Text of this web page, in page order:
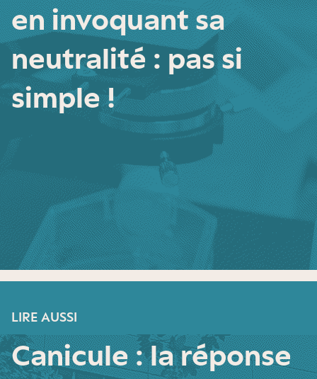
en invoquant sa
neutralité : pas si
simple !
LIRE AUSSI
Canicule : la réponse